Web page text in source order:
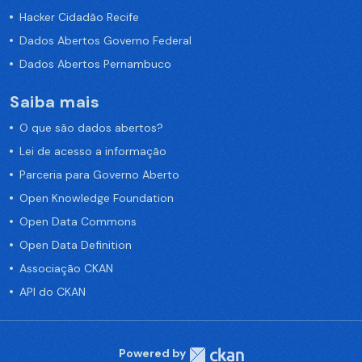
Hacker Cidadão Recife
Dados Abertos Governo Federal
Dados Abertos Pernambuco
Saiba mais
O que são dados abertos?
Lei de acesso a informação
Parceria para Governo Aberto
Open Knowledge Foundation
Open Data Commons
Open Data Definition
Associação CKAN
API do CKAN
Powered by